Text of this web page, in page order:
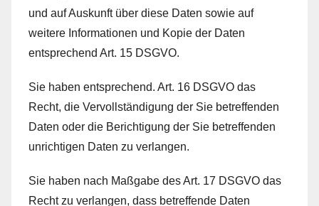
und auf Auskunft über diese Daten sowie auf
weitere Informationen und Kopie der Daten
entsprechend Art. 15 DSGVO.
Sie haben entsprechend. Art. 16 DSGVO das
Recht, die Vervollständigung der Sie betreffenden
Daten oder die Berichtigung der Sie betreffenden
unrichtigen Daten zu verlangen.
Sie haben nach Maßgabe des Art. 17 DSGVO das
Recht zu verlangen, dass betreffende Daten